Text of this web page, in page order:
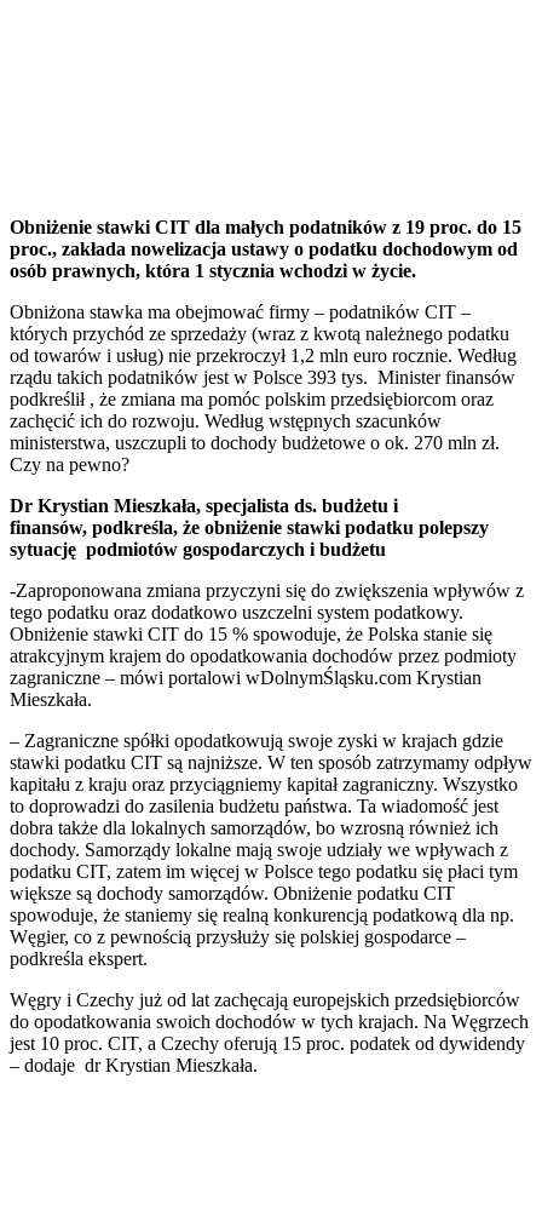
Obniżenie stawki CIT dla małych podatników z 19 proc. do 15
proc., zakłada nowelizacja ustawy o podatku dochodowym od
osób prawnych, która 1 stycznia wchodzi w życie.
Obniżona stawka ma obejmować firmy – podatników CIT –
których przychód ze sprzedaży (wraz z kwotą należnego podatku
od towarów i usług) nie przekroczył 1,2 mln euro rocznie. Według
rządu takich podatników jest w Polsce 393 tys. Minister finansów
podkreślił , że zmiana ma pomóc polskim przedsiębiorcom oraz
zachęcić ich do rozwoju. Według wstępnych szacunków
ministerstwa, uszczupli to dochody budżetowe o ok. 270 mln zł.
Czy na pewno?
Dr Krystian Mieszkała, specjalista ds. budżetu i
finansów, podkreśla, że obniżenie stawki podatku polepszy
sytuację podmiotów gospodarczych i budżetu
-Zaproponowana zmiana przyczyni się do zwiększenia wpływów z
tego podatku oraz dodatkowo uszczelni system podatkowy.
Obniżenie stawki CIT do 15 % spowoduje, że Polska stanie się
atrakcyjnym krajem do opodatkowania dochodów przez podmioty
zagraniczne – mówi portalowi wDolnymŚląsku.com Krystian
Mieszkała.
– Zagraniczne spółki opodatkowują swoje zyski w krajach gdzie
stawki podatku CIT są najniższe. W ten sposób zatrzymamy odpływ
kapitału z kraju oraz przyciągniemy kapitał zagraniczny. Wszystko
to doprowadzi do zasilenia budżetu państwa. Ta wiadomość jest
dobra także dla lokalnych samorządów, bo wzrosną również ich
dochody. Samorządy lokalne mają swoje udziały we wpływach z
podatku CIT, zatem im więcej w Polsce tego podatku się płaci tym
większe są dochody samorządów. Obniżenie podatku CIT
spowoduje, że staniemy się realną konkurencją podatkową dla np.
Węgier, co z pewnością przysłuży się polskiej gospodarce –
podkreśla ekspert.
Węgry i Czechy już od lat zachęcają europejskich przedsiębiorców
do opodatkowania swoich dochodów w tych krajach. Na Węgrzech
jest 10 proc. CIT, a Czechy oferują 15 proc. podatek od dywidendy
– dodaje dr Krystian Mieszkała.